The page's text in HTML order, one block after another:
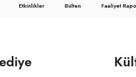
Etkinlikler Bülten Faaliyet